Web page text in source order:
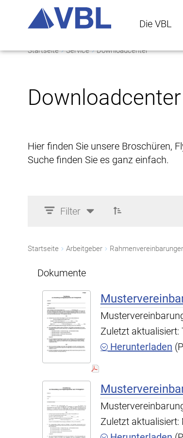
Die VBL
Startseite Service Downloadcenter
Downloadcenter
Hier finden Sie unsere Broschüren,
Suche finden Sie es ganz einfach.
Filter
Startseite Arbeitgeber
Dokumente
Zuletzt aktualisiert:
Herunterladen
Zuletzt aktualisiert: